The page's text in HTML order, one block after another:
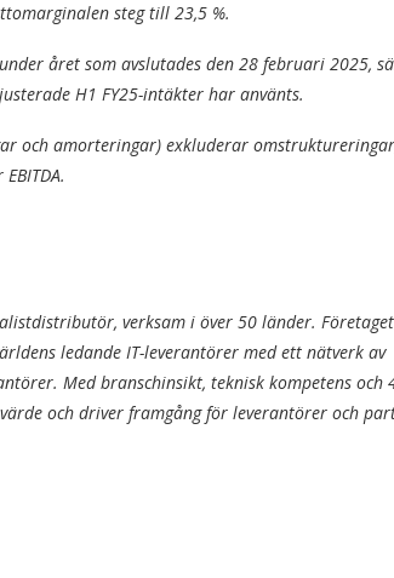
steg till 23,5 %.
året som avslutades den 28 februari 2025,
H1 FY25-intäkter har använts.
och amorteringar) exkluderar
verksam i över 50 länder.
ledande IT-leverantörer med ett nätverk av
Med branschinsikt, teknisk kompetens och
och driver framgång för leverantörer och